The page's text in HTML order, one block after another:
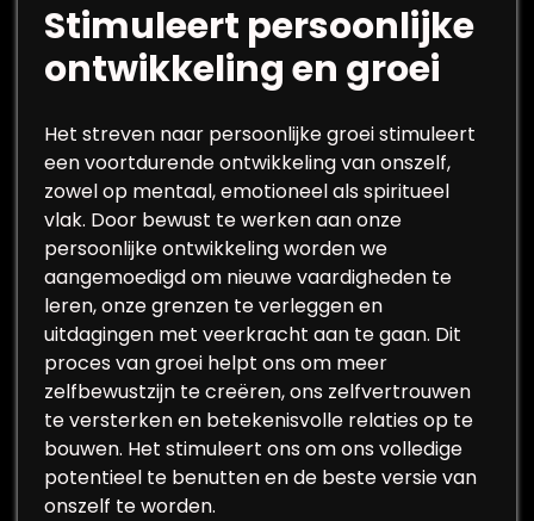
Stimuleert persoonlijke
ontwikkeling en groei
Het streven naar persoonlijke groei stimuleert
een voortdurende ontwikkeling van onszelf,
zowel op mentaal, emotioneel als spiritueel
vlak. Door bewust te werken aan onze
persoonlijke ontwikkeling worden we
aangemoedigd om nieuwe vaardigheden te
leren, onze grenzen te verleggen en
uitdagingen met veerkracht aan te gaan. Dit
proces van groei helpt ons om meer
zelfbewustzijn te creëren, ons zelfvertrouwen
te versterken en betekenisvolle relaties op te
bouwen. Het stimuleert ons om ons volledige
potentieel te benutten en de beste versie van
onszelf te worden.